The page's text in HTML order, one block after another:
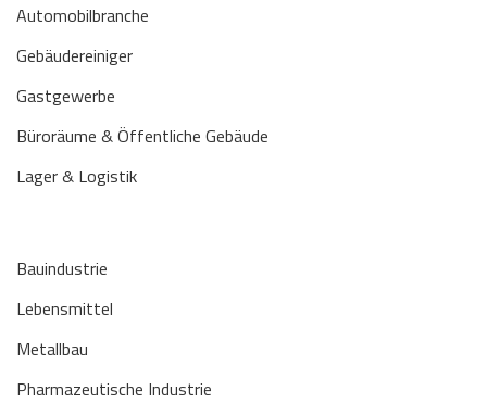
Automobilbranche
Gebäudereiniger
Gastgewerbe
Büroräume & Öffentliche Gebäude
Lager & Logistik
Bauindustrie
Lebensmittel
Metallbau
Pharmazeutische Industrie